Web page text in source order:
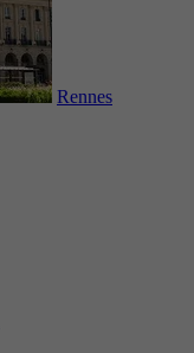
Rennes